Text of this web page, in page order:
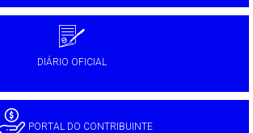
DIÁRIO OFICIAL
PORTAL DO CONTRIBUINTE